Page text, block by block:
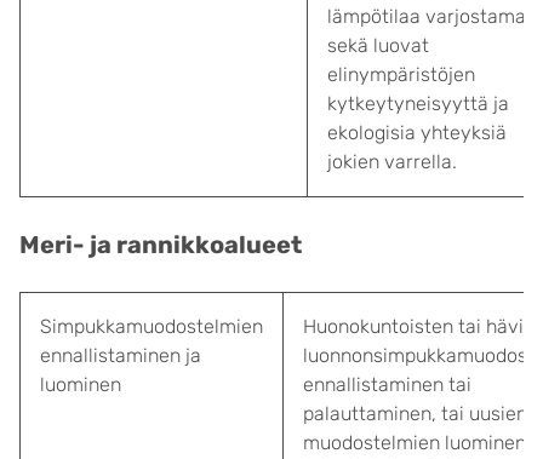
lämpötilaa
sekä luovat
elinympäristöjen
kytkeytyneisyyttä ja
ekologisia yhteyksiä
jokien varrella.
Meri- ja rannikkoalueet
Simpukkamuodostelmien
ennallistaminen ja
luominen
Huonokuntoisten tai
ennallistaminen tai
palauttaminen, tai uusien
muodostelmien luominen